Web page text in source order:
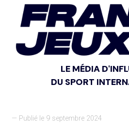
LE MÉDIA
DU SPORT
— Publié le 9 septembre 2024